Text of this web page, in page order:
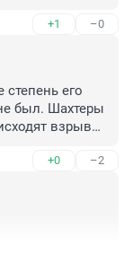
+1 –0
его
был. Шахтеры
взрывы.
бывают
шахтах
+0 –2